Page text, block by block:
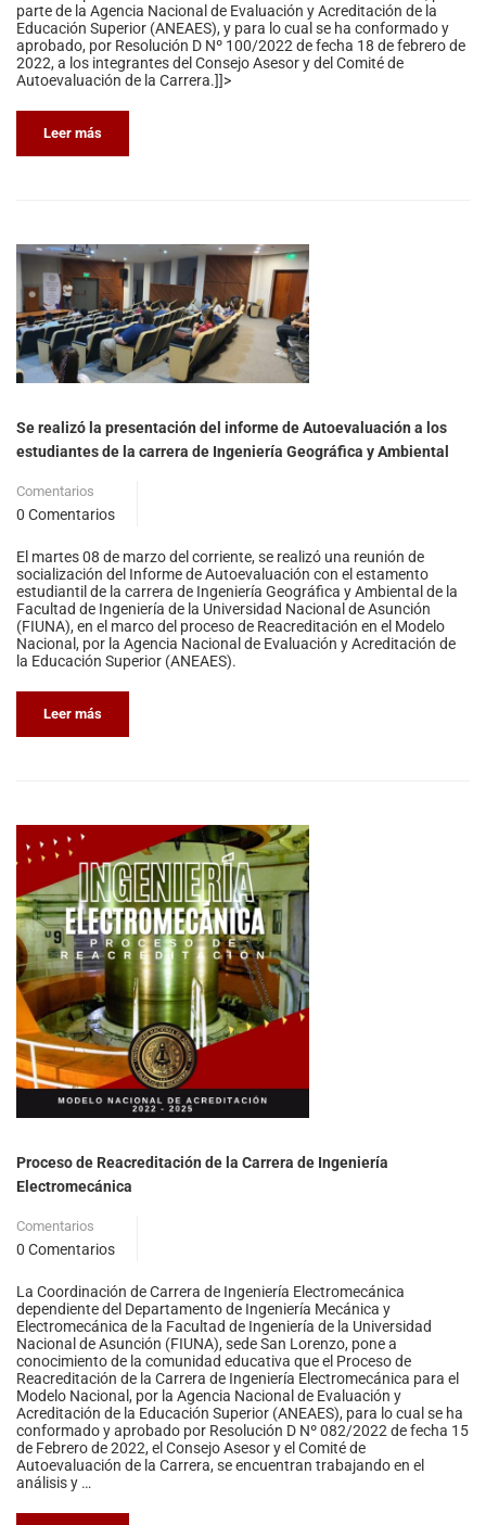
parte de la Agencia Nacional de Evaluación y Acreditación de la
Educación Superior (ANEAES), y para lo cual se ha conformado y
aprobado, por Resolución D Nº 100/2022 de fecha 18 de febrero de
2022, a los integrantes del Consejo Asesor y del Comité de
Autoevaluación de la Carrera.]]>
Leer más
Se realizó la presentación del informe de Autoevaluación a los
estudiantes de la carrera de Ingeniería Geográfica y Ambiental
Comentarios
0 Comentarios
El martes 08 de marzo del corriente, se realizó una reunión de
socialización del Informe de Autoevaluación con el estamento
estudiantil de la carrera de Ingeniería Geográfica y Ambiental de la
Facultad de Ingeniería de la Universidad Nacional de Asunción
(FIUNA), en el marco del proceso de Reacreditación en el Modelo
Nacional, por la Agencia Nacional de Evaluación y Acreditación de
la Educación Superior (ANEAES).
Leer más
Proceso de Reacreditación de la Carrera de Ingeniería
Electromecánica
Comentarios
0 Comentarios
La Coordinación de Carrera de Ingeniería Electromecánica
dependiente del Departamento de Ingeniería Mecánica y
Electromecánica de la Facultad de Ingeniería de la Universidad
Nacional de Asunción (FIUNA), sede San Lorenzo, pone a
conocimiento de la comunidad educativa que el Proceso de
Reacreditación de la Carrera de Ingeniería Electromecánica para el
Modelo Nacional, por la Agencia Nacional de Evaluación y
Acreditación de la Educación Superior (ANEAES), para lo cual se ha
conformado y aprobado por Resolución D Nº 082/2022 de fecha 15
de Febrero de 2022, el Consejo Asesor y el Comité de
Autoevaluación de la Carrera, se encuentran trabajando en el
análisis y …